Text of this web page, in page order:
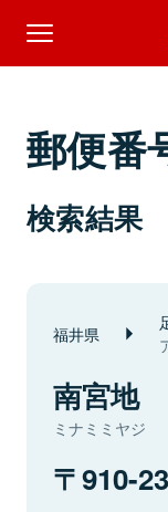
郵便番
検索結果
福井県
南宮地
ミナミミヤジ
910-